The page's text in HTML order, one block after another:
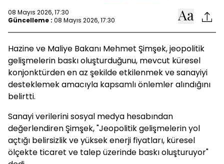
08 Mayıs 2026, 17:30
Güncelleme : 08 Mayıs 2026, 17:30
Hazine ve Maliye Bakanı Mehmet Şimşek, jeopolitik
gelişmelerin baskı oluşturduğunu, mevcut küresel
konjonktürden en az şekilde etkilenmek ve sanayiyi
desteklemek amacıyla kapsamlı önlemler alındığını
belirtti.
Sanayi verilerini sosyal medya hesabından
değerlendiren Şimşek, "Jeopolitik gelişmelerin yol
açtığı belirsizlik ve yüksek enerji fiyatları, küresel
ölçekte ticaret ve talep üzerinde baskı oluşturuyor"